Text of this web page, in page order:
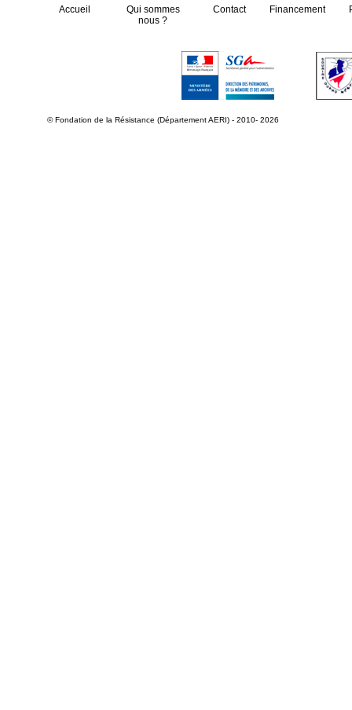
Accueil
Qui sommes
nous ?
Contact Financement
© Fondation de la Résistance (Département AERI) - 2010- 2026